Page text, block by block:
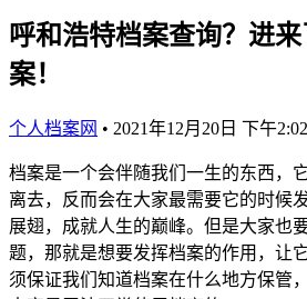
呼和浩特档案查询？进
案！
个人档案网 • 2021年12月20日 下午2:02
档案是一个会伴随我们一生的东西，
离去，反而会在大家最需要它的时候
展翅，成就人生的巅峰。但是大家也
题，那就是想要发挥档案的作用，让
须保证我们知道档案在什么地方保管